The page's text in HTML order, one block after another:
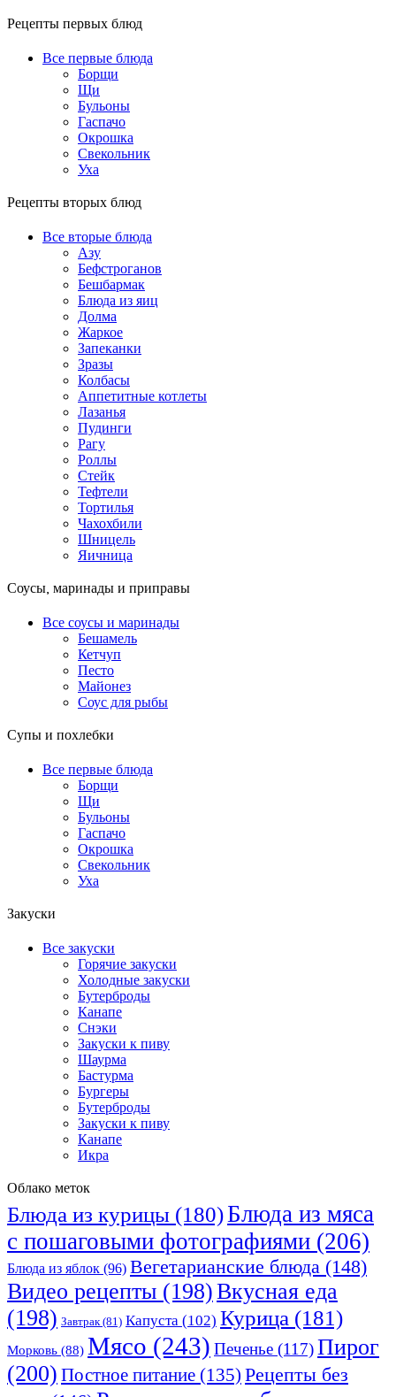
Рецепты первых блюд
Все первые блюда
Борщи
Щи
Бульоны
Гаспачо
Окрошка
Свекольник
Уха
Рецепты вторых блюд
Все вторые блюда
Азу
Бефстроганов
Бешбармак
Блюда из яиц
Долма
Жаркое
Запеканки
Зразы
Колбасы
Аппетитные котлеты
Лазанья
Пудинги
Рагу
Роллы
Стейк
Тефтели
Тортилья
Чахохбили
Шницель
Яичница
Соусы, маринады и приправы
Все соусы и маринады
Бешамель
Кетчуп
Песто
Майонез
Соус для рыбы
Супы и похлебки
Все первые блюда
Борщи
Щи
Бульоны
Гаспачо
Окрошка
Свекольник
Уха
Закуски
Все закуски
Горячие закуски
Холодные закуски
Бутерброды
Канапе
Снэки
Закуски к пиву
Шаурма
Бастурма
Бургеры
Бутерброды
Закуски к пиву
Канапе
Икра
Облако меток
Блюда из курицы (180)Блюда из мяса
с пошаговыми фотографиями (206)
Блюда из яблок (96) Вегетарианские блюда (148)
Видео рецепты (198)Вкусная еда
(198) Завтрак(81) Капуста (102) Курица (181)
Морковь (88) Мясо (243) Печенье (117)Пирог
(200) Постное питание (135) Рецепты без